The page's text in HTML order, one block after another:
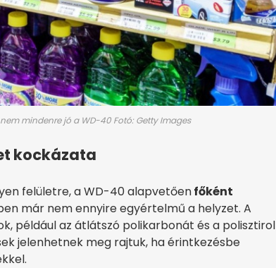
mindenre jó a WD-40 Fotó: Getty Images
kockázata
felületre, a WD-40 alapvetőenfőként
már nem ennyire egyértelmű a helyzet. A
például az átlátszó polikarbonát és a polisztirol
jelenhetnek meg rajtuk, ha érintkezésbe